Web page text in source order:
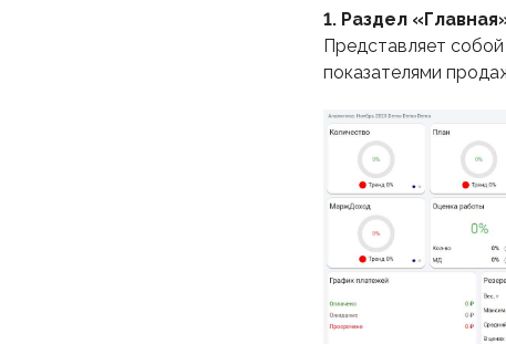
1. Раздел
Представляет
показателями